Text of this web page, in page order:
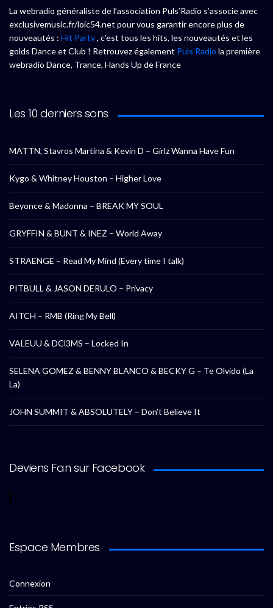
La webradio généraliste de l’association Puls’Radio s’associe avec
exclusivemusic.fr/loic54.net pour vous garantir encore plus de
nouveautés : Hit Party, c’est tous les hits, les nouveautés et les
golds Dance et Club ! Retrouvez également Puls’Radio la première
webradio Dance, Trance, Hands Up de France
Les 10 derniers sons
MATTN, Stavros Martina & Kevin D – Girlz Wanna Have Fun
Kygo & Whitney Houston – Higher Love
Beyonce & Madonna – BREAK MY SOUL
GRYFFIN & BUNT & INEZ – World Away
STRAENGE – Read My Mind (Every time I talk)
PITBULL & JASON DERULO – Privacy
AITCH – RMB (Ring My Bell)
VALEUU & DCl3MS – Locked In
SELENA GOMEZ & BENNY BLANCO & BECKY G – Te Olvido (La
La)
JOHN SUMMIT & ABSOLUTELY – Don’t Believe It
Deviens Fan sur Facebook
Espace Membres
Connexion